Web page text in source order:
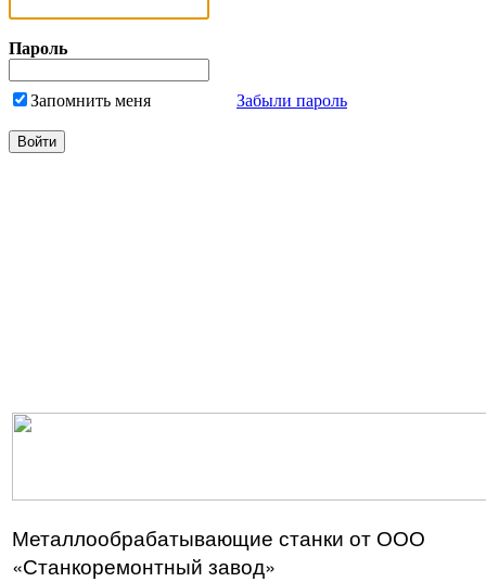
Пароль
Запомнить меня Забыли пароль
Металлообрабатывающие станки от ООО
«Станкоремонтный завод»